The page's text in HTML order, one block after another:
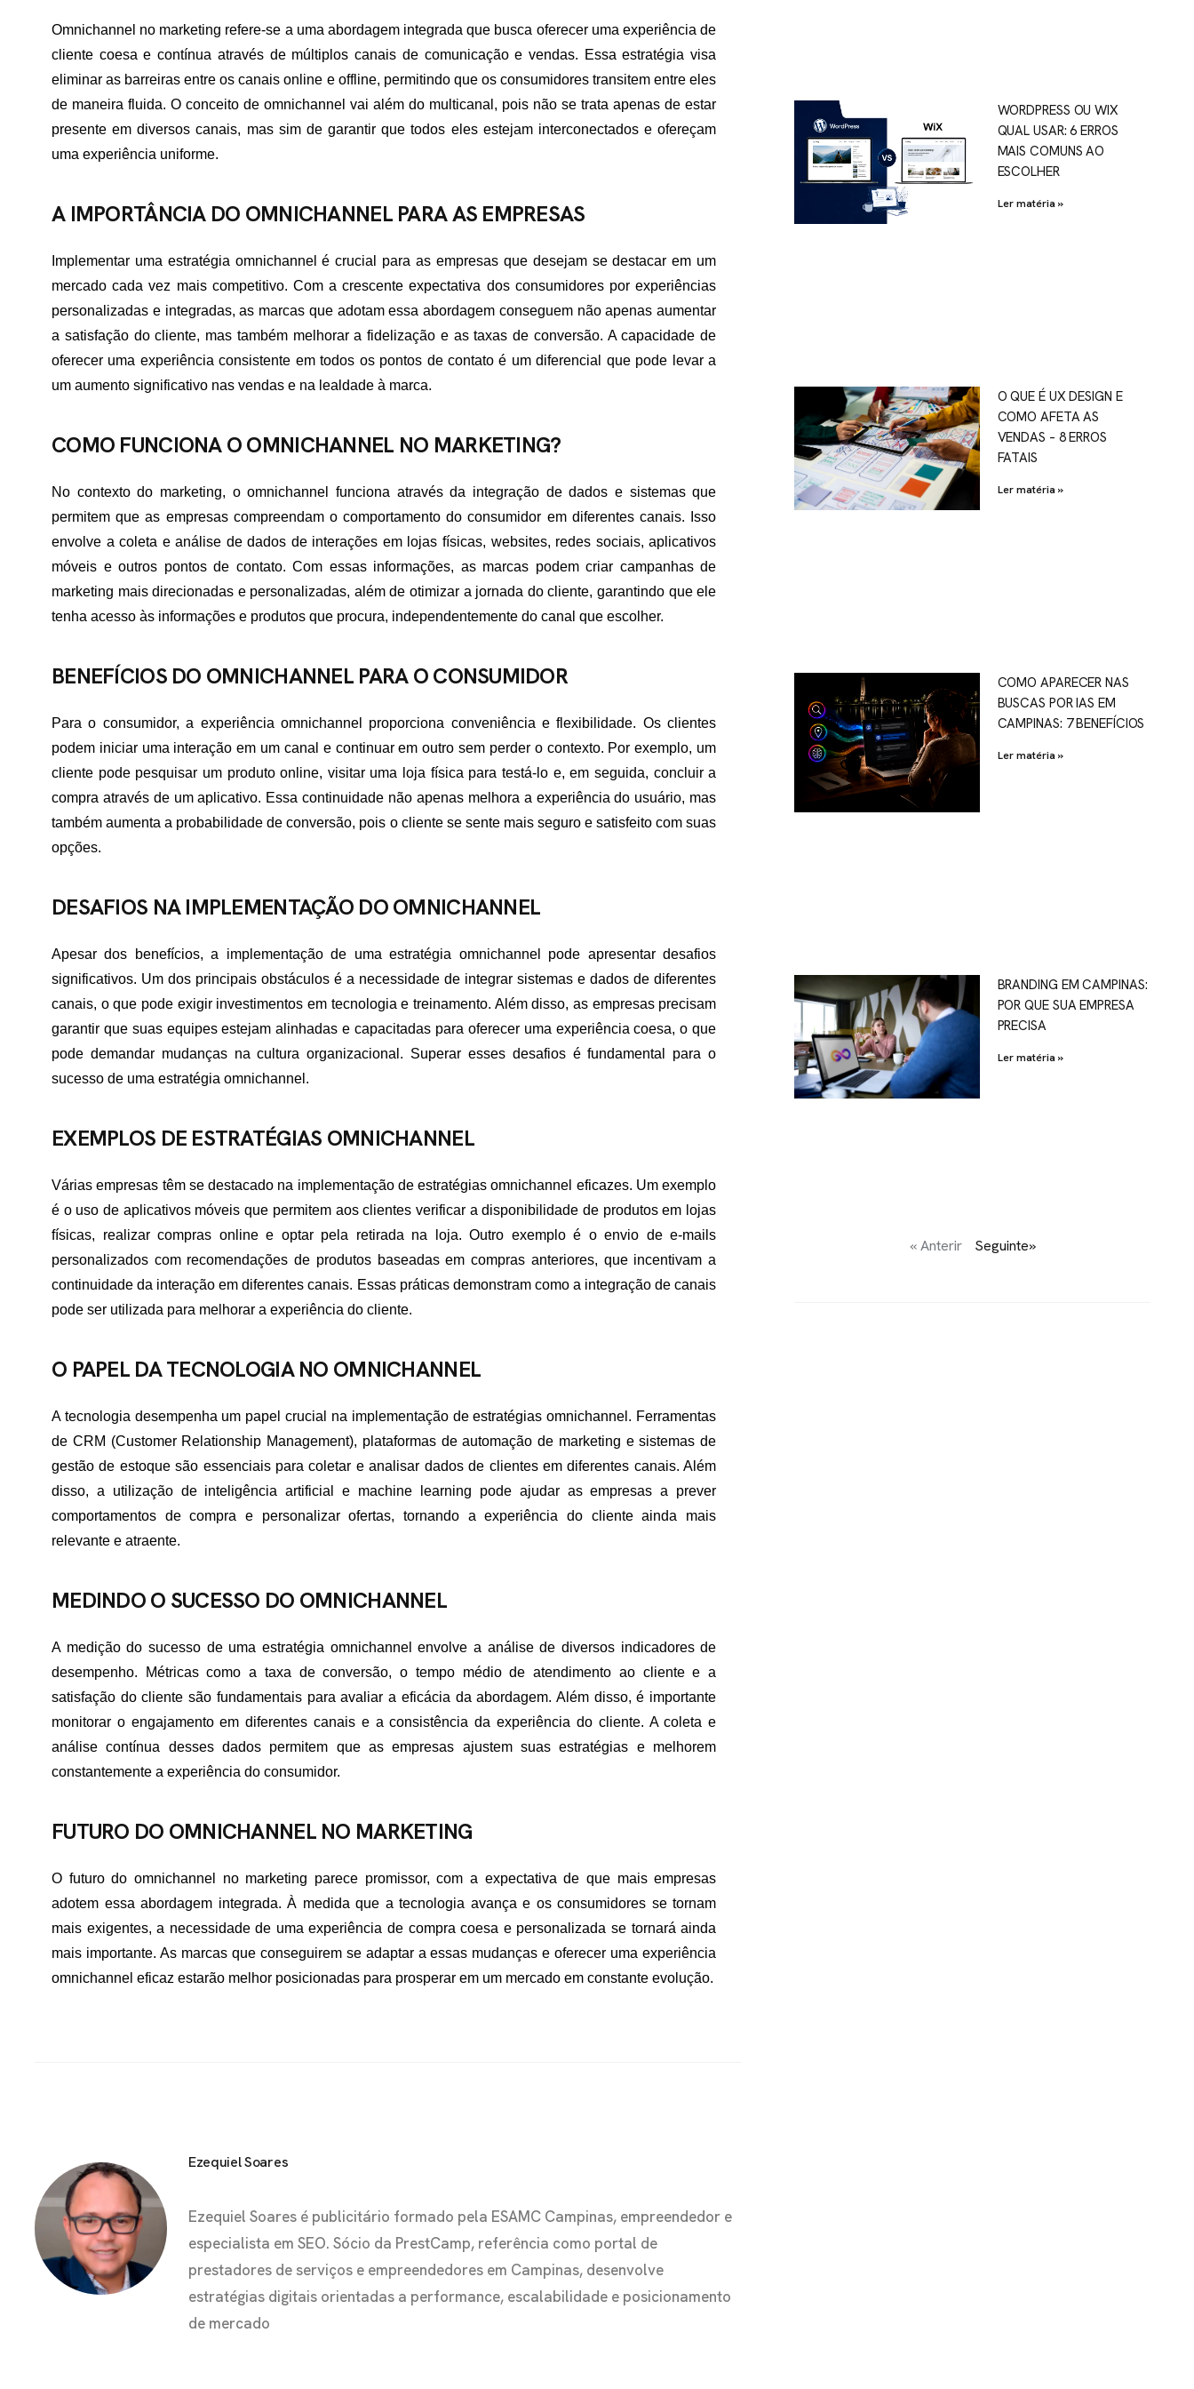
ATENDIDAS
NÓS
FALE CONOSCO
contato@eamidiadigital.com.br
+55 19 99655-1961
Omnichannel no marketing refere-se a uma abordagem integrada que busca oferecer uma experiência de
cliente coesa e contínua através de múltiplos canais de comunicação e vendas. Essa estratégia visa
eliminar as barreiras entre os canais online e offline, permitindo que os consumidores transitem entre eles
de maneira fluida. O conceito de omnichannel vai além do multicanal, pois não se trata apenas de estar
presente em diversos canais, mas sim de garantir que todos eles estejam interconectados e ofereçam
uma experiência uniforme.
A IMPORTÂNCIA DO OMNICHANNEL PARA AS EMPRESAS
Implementar uma estratégia omnichannel é crucial para as empresas que desejam se destacar em um
mercado cada vez mais competitivo. Com a crescente expectativa dos consumidores por experiências
personalizadas e integradas, as marcas que adotam essa abordagem conseguem não apenas aumentar
a satisfação do cliente, mas também melhorar a fidelização e as taxas de conversão. A capacidade de
oferecer uma experiência consistente em todos os pontos de contato é um diferencial que pode levar a
um aumento significativo nas vendas e na lealdade à marca.
COMO FUNCIONA O OMNICHANNEL NO MARKETING?
No contexto do marketing, o omnichannel funciona através da integração de dados e sistemas que
permitem que as empresas compreendam o comportamento do consumidor em diferentes canais. Isso
envolve a coleta e análise de dados de interações em lojas físicas, websites, redes sociais, aplicativos
móveis e outros pontos de contato. Com essas informações, as marcas podem criar campanhas de
marketing mais direcionadas e personalizadas, além de otimizar a jornada do cliente, garantindo que ele
tenha acesso às informações e produtos que procura, independentemente do canal que escolher.
BENEFÍCIOS DO OMNICHANNEL PARA O CONSUMIDOR
Para o consumidor, a experiência omnichannel proporciona conveniência e flexibilidade. Os clientes
podem iniciar uma interação em um canal e continuar em outro sem perder o contexto. Por exemplo, um
cliente pode pesquisar um produto online, visitar uma loja física para testá-lo e, em seguida, concluir a
compra através de um aplicativo. Essa continuidade não apenas melhora a experiência do usuário, mas
também aumenta a probabilidade de conversão, pois o cliente se sente mais seguro e satisfeito com suas
opções.
DESAFIOS NA IMPLEMENTAÇÃO DO OMNICHANNEL
Apesar dos benefícios, a implementação de uma estratégia omnichannel pode apresentar desafios
significativos. Um dos principais obstáculos é a necessidade de integrar sistemas e dados de diferentes
canais, o que pode exigir investimentos em tecnologia e treinamento. Além disso, as empresas precisam
garantir que suas equipes estejam alinhadas e capacitadas para oferecer uma experiência coesa, o que
pode demandar mudanças na cultura organizacional. Superar esses desafios é fundamental para o
sucesso de uma estratégia omnichannel.
EXEMPLOS DE ESTRATÉGIAS OMNICHANNEL
Várias empresas têm se destacado na implementação de estratégias omnichannel eficazes. Um exemplo
é o uso de aplicativos móveis que permitem aos clientes verificar a disponibilidade de produtos em lojas
físicas, realizar compras online e optar pela retirada na loja. Outro exemplo é o envio de e-mails
personalizados com recomendações de produtos baseadas em compras anteriores, que incentivam a
continuidade da interação em diferentes canais. Essas práticas demonstram como a integração de canais
pode ser utilizada para melhorar a experiência do cliente.
O PAPEL DA TECNOLOGIA NO OMNICHANNEL
A tecnologia desempenha um papel crucial na implementação de estratégias omnichannel. Ferramentas
de CRM (Customer Relationship Management), plataformas de automação de marketing e sistemas de
gestão de estoque são essenciais para coletar e analisar dados de clientes em diferentes canais. Além
disso, a utilização de inteligência artificial e machine learning pode ajudar as empresas a prever
comportamentos de compra e personalizar ofertas, tornando a experiência do cliente ainda mais
relevante e atraente.
MEDINDO O SUCESSO DO OMNICHANNEL
A medição do sucesso de uma estratégia omnichannel envolve a análise de diversos indicadores de
desempenho. Métricas como a taxa de conversão, o tempo médio de atendimento ao cliente e a
satisfação do cliente são fundamentais para avaliar a eficácia da abordagem. Além disso, é importante
monitorar o engajamento em diferentes canais e a consistência da experiência do cliente. A coleta e
análise contínua desses dados permitem que as empresas ajustem suas estratégias e melhorem
constantemente a experiência do consumidor.
FUTURO DO OMNICHANNEL NO MARKETING
O futuro do omnichannel no marketing parece promissor, com a expectativa de que mais empresas
adotem essa abordagem integrada. À medida que a tecnologia avança e os consumidores se tornam
mais exigentes, a necessidade de uma experiência de compra coesa e personalizada se tornará ainda
mais importante. As marcas que conseguirem se adaptar a essas mudanças e oferecer uma experiência
omnichannel eficaz estarão melhor posicionadas para prosperar em um mercado em constante evolução.
Ezequiel Soares
Ezequiel Soares é publicitário formado pela ESAMC Campinas, empreendedor e
especialista em SEO. Sócio da PrestCamp, referência como portal de
prestadores de serviços e empreendedores em Campinas, desenvolve
estratégias digitais orientadas a performance, escalabilidade e posicionamento
de mercado
WORDPRESS OU WIX
QUAL USAR: 6 ERROS
MAIS COMUNS AO
ESCOLHER
Ler matéria »
O QUE É UX DESIGN E
COMO AFETA AS
VENDAS – 8 ERROS
FATAIS
Ler matéria »
COMO APARECER NAS
BUSCAS POR IAS EM
CAMPINAS: 7 BENEFÍCIOS
Ler matéria »
BRANDING EM CAMPINAS:
POR QUE SUA EMPRESA
PRECISA
Ler matéria »
« Anterir Seguinte»